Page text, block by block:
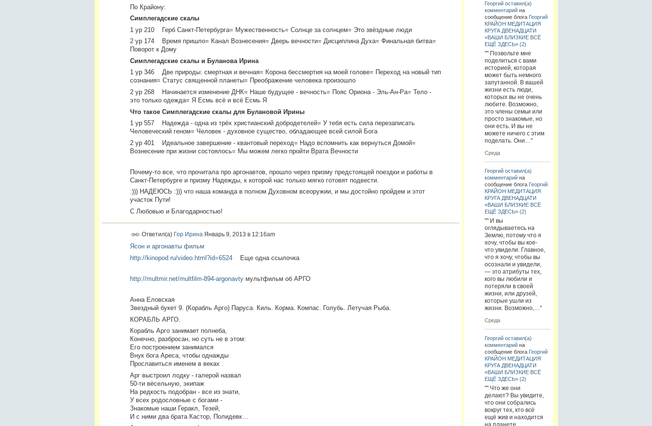
По Крайону:
Симплегадские скалы
1 ур 210 Герб Санкт-Петербурга= Мужественность= Солнце за солнцем= Это звёздные люди
2 ур 174 Время пришло= Канал Вознесения= Дверь вечности= Дисциплина Духа= Финальная битва=
Поворот к Дому
Симплегадские скалы и Буланова Ирина
1 ур 346 Две природы: смертная и вечная= Корона бессмертия на моей голове= Переход на новый тип
сознания= Статус священной планеты= Преображение человека произошло
2 ур 268 Начинается изменение ДНК= Наше будущее - вечность= Пояс Ориона - Эль-Ан-Ра= Тело -
это только одежда= Я Есмь всё и всё Есмь Я
Что такое Симплегадские скалы для Булановой Ирины
1 ур 557 Надежда - одна из трёх христианский добродетелей= У тебя есть сила перезаписать
Человеческий геном= Человек - духовное существо, обладающее всей силой Бога
2 ур 401 Идеальное завершение - квантовый переход= Надо вспомнить как вернуться Домой=
Вознесение при жизни состоялось= Мы можем легко пройти Врата Вечности
Почему-то все, что прочитала про аргонавтов, прошло через призму предстоящей поездки и работы в
Санкт-Петербурге и призму Надежды, к которой нас только мягко готовят подвести.
:))) НАДЕЮСЬ :))) что наша команда в полном Духовном всеоружии, и мы достойно пройдем и этот
участок Пути!
С Любовью и Благодарностью!
Ответил(а) Гор Ирина Январь 9, 2013 в 12:16am
Ясон и аргонавты фильм
http://kinopod.ru/video.html?id=6524Еще одна ссылочка
http://multmir.net/multfilm-894-argonavtyмультфильм об АРГО
Анна Еловская
Звездный букет 9. (Корабль Арго) Паруса. Киль. Корма. Компас. Голубь. Летучая Рыба.
КОРАБЛЬ АРГО.
Корабль Арго занимает полнеба,
Конечно, разбросан, но суть не в этом:
Его построением занимался
Внук бога Ареса, чтобы однажды
Прославиться именем в веках .
Арг выстроил лодку - галерой назвал
50-ти вёсельную, экипаж
На редкость подобран - все из знати,
У всех родословные с богами -
Знакомые наши Геракл, Тезей,
И с ними два брата Кастор, Полидевк…
Георгий оставил(а)
комментарийна
сообщение блога Георгий
КРАЙОН МЕДИТАЦИЯ
КРУГА ДВЕНАДЦАТИ
«ВАШИ БЛИЗКИЕ ВСЁ
ЕЩЁ ЗДЕСЬ» (2)
"" Позвольте мне
поделиться с вами
историей, которая
может быть немного
запутанной. В вашей
жизни есть люди,
которых вы не очень
любите. Возможно,
это члены семьи или
просто знакомые, но
они есть. И вы не
можете ничего с этим
поделать. Они…"
Среда
Георгий оставил(а)
комментарийна
сообщение блога Георгий
КРАЙОН МЕДИТАЦИЯ
КРУГА ДВЕНАДЦАТИ
«ВАШИ БЛИЗКИЕ ВСЁ
ЕЩЁ ЗДЕСЬ» (2)
"" И вы
оглядываетесь на
Землю, потому что я
хочу, чтобы вы кое-
что увидели. Главное,
что я хочу, чтобы вы
осознали и увидели,
— это атрибуты тех,
кого вы любили и
потеряли в своей
жизни, или друзей,
которые ушли из
жизни. Возможно,…"
Среда
Георгий оставил(а)
комментарийна
сообщение блога Георгий
КРАЙОН МЕДИТАЦИЯ
КРУГА ДВЕНАДЦАТИ
«ВАШИ БЛИЗКИЕ ВСЁ
ЕЩЁ ЗДЕСЬ» (2)
"" Что же они
делают? Вы увидите,
что они собрались
вокруг тех, кто всё
ещё жив и находится
на планете.